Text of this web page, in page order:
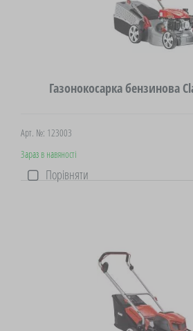
Газонокосарка бензинова
Арт. №: 123003
Зараз в навяності
Порівняти